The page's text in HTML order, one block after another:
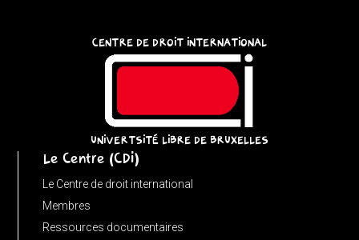
input
CENTRE DE DROIT INTERNATIONAL
UNIVERTSITÉ LIBRE DE BRUXELLES
Le Centre (CDI)
Le Centre de droit international
Membres
Ressources documentaires